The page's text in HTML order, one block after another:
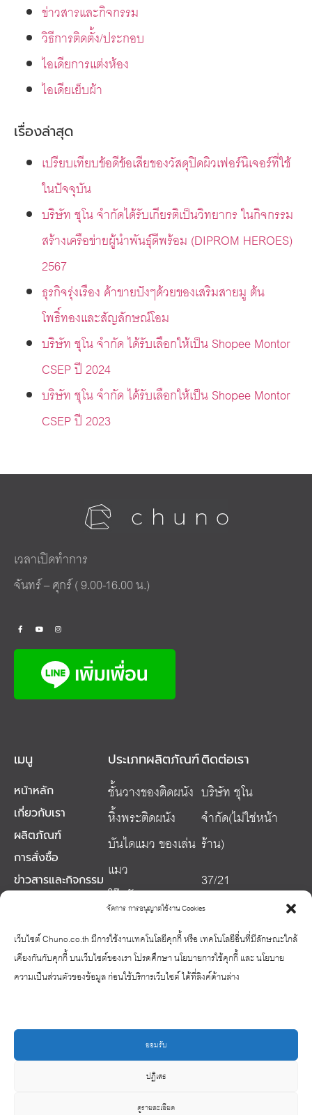
จัดการ การอนุญาตใช้งาน Cookies
เว็บไซต์ Chuno.co.th มีการใช้งานเทคโนโลยีคุกกี้ หรือ เทคโนโลยีอื่นที่มีลักษณะใกล้
เคียงกันกับคุกกี้ บนเว็บไซต์ของเรา โปรดศึกษา นโยบายการใช้คุกกี้ และ นโยบาย
ความเป็นส่วนตัวของข้อมูล ก่อนใช้บริการเว็บไซต์ ได้ที่ลิงค์ด้านล่าง
ยอมรับ
ปฏิเสธ
ดูรายละเอียด
ข่าวสารและกิจกรรม
วิธีการติดตั้ง/ประกอบ
ไอเดียการแต่งห้อง
ไอเดียเย็บผ้า
เรื่องล่าสุด
เปรียบเทียบข้อดีข้อเสียของวัสดุปิดผิวเฟอร์นิเจอร์ที่ใช้
ในปัจจุบัน
บริษัท ชุโน จำกัดได้รับเกียรติเป็นวิทยากร ในกิจกรรม
สร้างเครือข่ายผู้นำพันธุ์ดีพร้อม (DIPROM HEROES)
2567
ธุรกิจรุ่งเรือง ค้าขายปังๆด้วยของเสริมสายมู ต้น
โพธิ์ทองและสัญลักษณ์โอม
บริษัท ชุโน จำกัด ได้รับเลือกให้เป็น Shopee Montor
CSEP ปี 2024
บริษัท ชุโน จำกัด ได้รับเลือกให้เป็น Shopee Montor
CSEP ปี 2023
เวลาเปิดทำการ
จันทร์ – ศุกร์ ( 9.00-16.00 น.)
เมนู
หน้าหลัก
เกี่ยวกับเรา
ผลิตภัณฑ์
การสั่งซื้อ
ข่าวสารและกิจกรรม
ประเภทผลิตภัณฑ์
ชั้นวางของติดผนัง
หิ้งพระติดผนัง
บันไดแมว ของเล่น
แมว
โต๊ะจักร
อุปกรณ์เสริมโต๊ะ
จักร
ของตกแต่งบ้าน
ติดต่อเรา
บริษัท ชุโน
จำกัด(ไม่ใช่หน้า
ร้าน)
37/21
ซ.จรัญสนิทวงศ์ 3
ถ.จรัญสนิทวงศ์
แขวงวัด ท่าพระ
เขตบางกอกใหญ่
Phone: 064-
2477677